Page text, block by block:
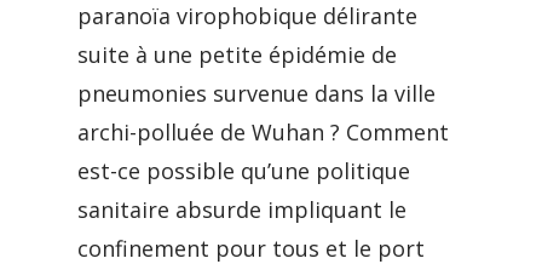
paranoïa virophobique délirante
suite à une petite épidémie de
pneumonies survenue dans la ville
archi-polluée de Wuhan ? Comment
est-ce possible qu’une politique
sanitaire absurde impliquant le
confinement pour tous et le port